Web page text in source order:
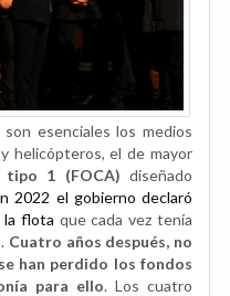
esenciales los medios
helicópteros, el de mayor
tipo 1 (FOCA) diseñado
2022 el gobierno declaró
la flota que cada vez tenía
Cuatro años después, no
han perdido los fondos
para ello. Los cuatro